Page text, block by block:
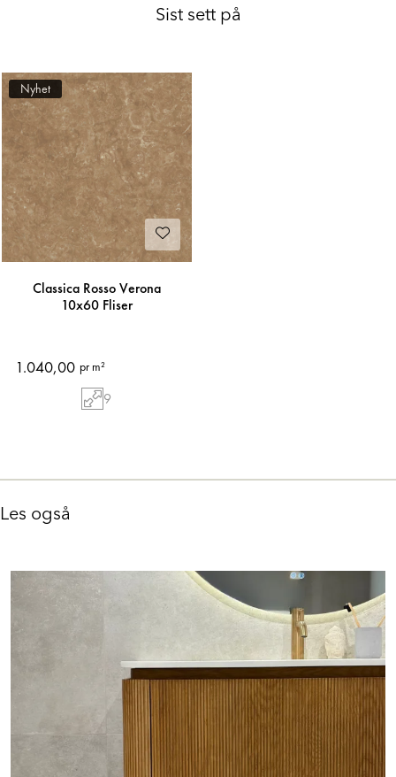
Sist sett på
Nyhet
Classica Rosso Verona
10x60 Fliser
1.040,00 pr m²
9
Les også